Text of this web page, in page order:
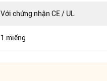
Với chứng nhận CE / UL
1 miếng